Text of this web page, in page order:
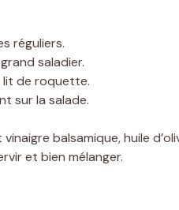
réguliers.
saladier.
lit de roquette.
sur la salade.
balsamique, huile
et bien mélanger.